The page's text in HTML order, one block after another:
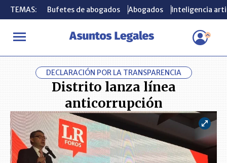
TEMAS: Bufetes de abogados Abogados Inteligencia
INICIO ACTUALIDAD Distrito lanza línea anticorrupción
TEMAS: Bufetes de abogados Abogados Inteligencia
DECLARACIÓN POR LA TRANSPARENCIA
Distrito lanza línea
anticorrupción